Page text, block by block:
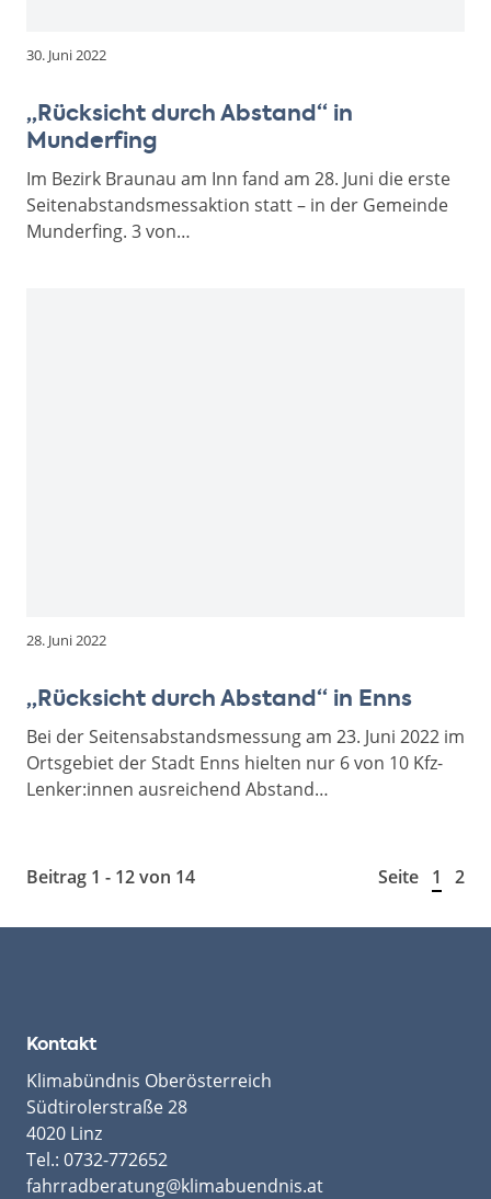
30. Juni 2022
„Rücksicht durch Abstand“ in
Munderfing
Im Bezirk Braunau am Inn fand am 28. Juni die erste
Seitenabstandsmessaktion statt – in der Gemeinde
Munderfing. 3 von…
28. Juni 2022
„Rücksicht durch Abstand“ in Enns
Bei der Seitensabstandsmessung am 23. Juni 2022 im
Ortsgebiet der Stadt Enns hielten nur 6 von 10 Kfz-
Lenker:innen ausreichend Abstand…
Beitrag 1 - 12 von 14 Seite 1 2
Kontakt
Klimabündnis Oberösterreich
Südtirolerstraße 28
4020 Linz
Tel.: 0732-772652
fahrradberatung@klimabuendnis.at